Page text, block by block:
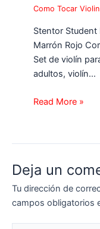
Como Tocar Violin
Stentor Student
Marrón Rojo
Set de violín
adultos, violín…
Read More »
Deja un
Tu dirección de
campos obligatorios